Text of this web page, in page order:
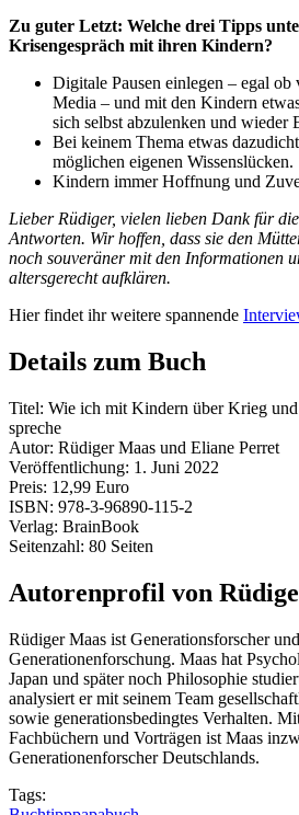
Zu guter Letzt: Welche drei Tipps
Krisengespräch mit ihren Kindern?
Digitale Pausen einlegen – egal
Media – und mit den Kindern
sich selbst abzulenken und wieder
Bei keinem Thema etwas
möglichen eigenen Wissenslücken.
Kindern immer Hoffnung und
Lieber Rüdiger, vielen lieben Dank für
Antworten. Wir hoffen, dass sie den
noch souveräner mit den Informationen
altersgerecht aufklären.
Hier findet ihr weitere spannende
Details zum Buch
Titel: Wie ich mit Kindern über Krieg und
spreche
Autor: Rüdiger Maas und Eliane Perret
Veröffentlichung: 1. Juni 2022
Preis: 12,99 Euro
ISBN: 978-3-96890-115-2
Verlag: BrainBook
Seitenzahl: 80 Seiten
Autorenprofil von
Rüdiger Maas ist Generationsforscher
Generationenforschung. Maas hat
Japan und später noch Philosophie
analysiert er mit seinem Team
sowie generationsbedingtes Verhalten.
Fachbüchern und Vorträgen ist Maas
Generationenforscher Deutschlands.
Tags: